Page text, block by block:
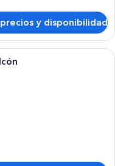
y disponibilidad
con literas, un